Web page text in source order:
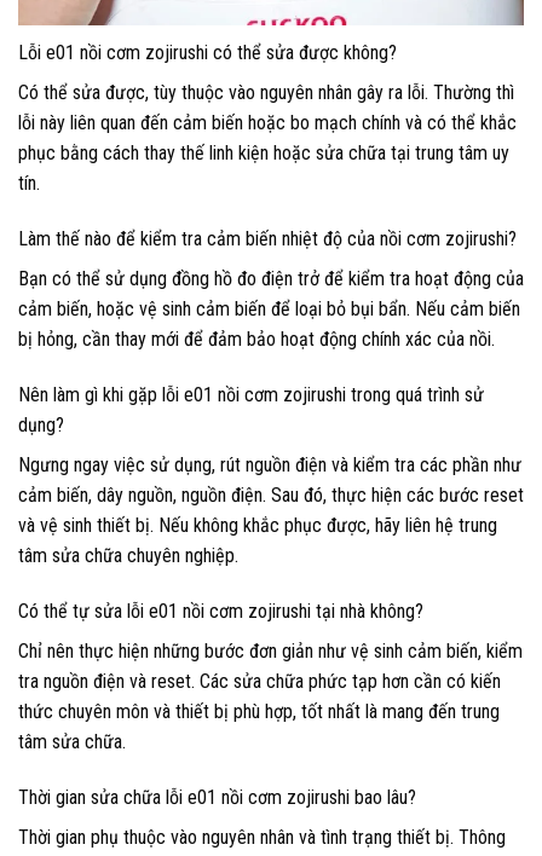
Lỗi e01 nồi cơm zojirushi có thể sửa được không?
Có thể sửa được, tùy thuộc vào nguyên nhân gây ra lỗi. Thường thì
lỗi này liên quan đến cảm biến hoặc bo mạch chính và có thể khắc
phục bằng cách thay thế linh kiện hoặc sửa chữa tại trung tâm uy
tín.
Làm thế nào để kiểm tra cảm biến nhiệt độ của nồi cơm zojirushi?
Bạn có thể sử dụng đồng hồ đo điện trở để kiểm tra hoạt động của
cảm biến, hoặc vệ sinh cảm biến để loại bỏ bụi bẩn. Nếu cảm biến
bị hỏng, cần thay mới để đảm bảo hoạt động chính xác của nồi.
Nên làm gì khi gặp lỗi e01 nồi cơm zojirushi trong quá trình sử
dụng?
Ngưng ngay việc sử dụng, rút nguồn điện và kiểm tra các phần như
cảm biến, dây nguồn, nguồn điện. Sau đó, thực hiện các bước reset
và vệ sinh thiết bị. Nếu không khắc phục được, hãy liên hệ trung
tâm sửa chữa chuyên nghiệp.
Có thể tự sửa lỗi e01 nồi cơm zojirushi tại nhà không?
Chỉ nên thực hiện những bước đơn giản như vệ sinh cảm biến, kiểm
tra nguồn điện và reset. Các sửa chữa phức tạp hơn cần có kiến
thức chuyên môn và thiết bị phù hợp, tốt nhất là mang đến trung
tâm sửa chữa.
Thời gian sửa chữa lỗi e01 nồi cơm zojirushi bao lâu?
Thời gian phụ thuộc vào nguyên nhân và tình trạng thiết bị. Thông